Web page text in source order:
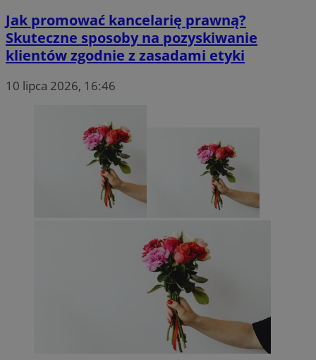
Jak promować kancelarię prawną?
Skuteczne sposoby na pozyskiwanie
klientów zgodnie z zasadami etyki
10 lipca 2026, 16:46